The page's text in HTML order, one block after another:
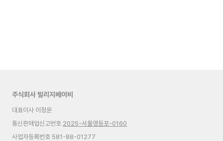
주식회사 빌리지베이비
대표이사 이정윤
통신판매업신고번호 2025-서울영등포-0160
사업자등록번호 581-88-01277